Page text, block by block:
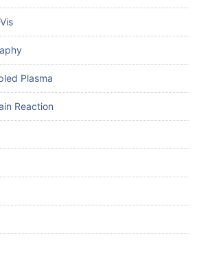
Plasma
Reaction